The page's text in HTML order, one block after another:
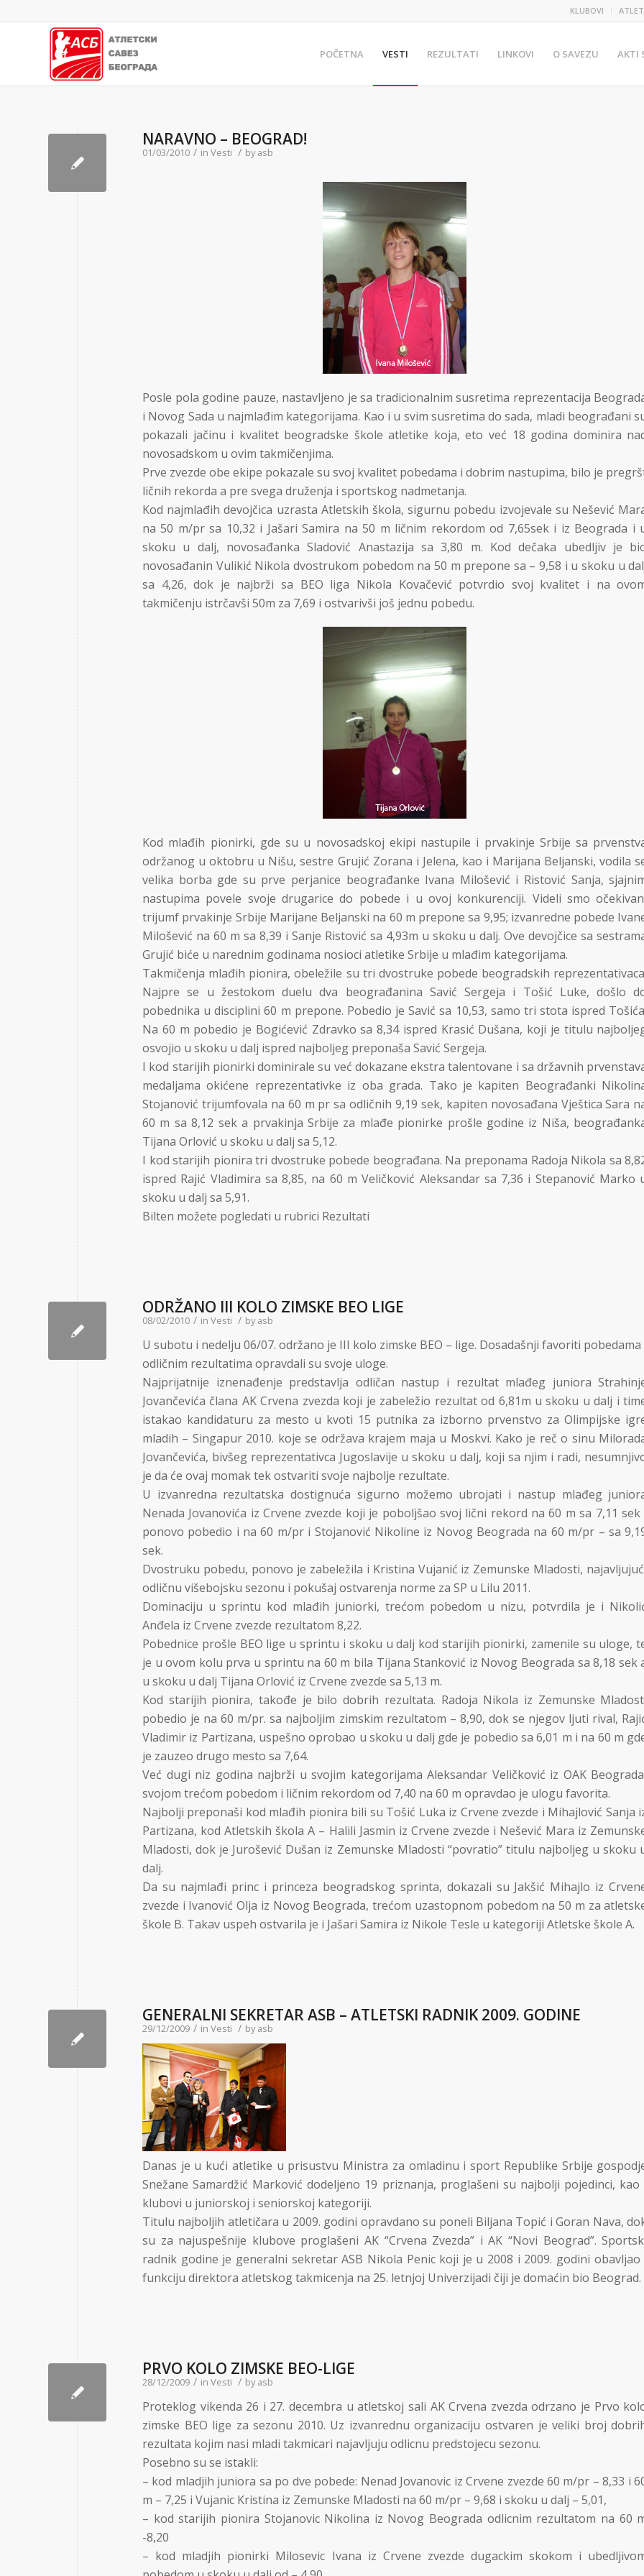
KLUBOVI
POČETNA VESTI REZULTATI LINKOVI O SAVEZU AKTI
NARAVNO – BEOGRAD!
01/03/2010 / in Vesti / byasb
Posle pola godine pauze, nastavljeno je sa tradicionalnim susretima reprezentacija
i Novog Sada u najmlađim kategorijama. Kao i u svim susretima do sada, mladi beograđani
pokazali jačinu i kvalitet beogradske škole atletike koja, eto već 18 godina dominira
novosadskom u ovim takmičenjima.
Prve zvezde obe ekipe pokazale su svoj kvalitet pobedama i dobrim nastupima, bilo je
ličnih rekorda a pre svega druženja i sportskog nadmetanja.
Kod najmlađih devojčica uzrasta Atletskih škola, sigurnu pobedu izvojevale su Nešević
na 50 m/pr sa 10,32 i Jašari Samira na 50 m ličnim rekordom od 7,65sek i iz Beograda i
skoku u dalj, novosađanka Sladović Anastazija sa 3,80 m. Kod dečaka ubedljiv je
novosađanin Vulikić Nikola dvostrukom pobedom na 50 m prepone sa – 9,58 i u skoku u
sa 4,26, dok je najbrži sa BEO liga Nikola Kovačević potvrdio svoj kvalitet i na
takmičenju istrčavši 50m za 7,69 i ostvarivši još jednu pobedu.
Kod mlađih pionirki, gde su u novosadskoj ekipi nastupile i prvakinje Srbije sa
održanog u oktobru u Nišu, sestre Grujić Zorana i Jelena, kao i Marijana Beljanski, vodila
velika borba gde su prve perjanice beograđanke Ivana Milošević i Ristović Sanja,
nastupima povele svoje drugarice do pobede i u ovoj konkurenciji. Videli smo
trijumf prvakinje Srbije Marijane Beljanski na 60 m prepone sa 9,95; izvanredne pobede
Milošević na 60 m sa 8,39 i Sanje Ristović sa 4,93m u skoku u dalj. Ove devojčice sa
Grujić biće u narednim godinama nosioci atletike Srbije u mlađim kategorijama.
Takmičenja mlađih pionira, obeležile su tri dvostruke pobede beogradskih
Najpre se u žestokom duelu dva beograđanina Savić Sergeja i Tošić Luke, došlo
pobednika u disciplini 60 m prepone. Pobedio je Savić sa 10,53, samo tri stota ispred
Na 60 m pobedio je Bogićević Zdravko sa 8,34 ispred Krasić Dušana, koji je titulu
osvojio u skoku u dalj ispred najboljeg preponaša Savić Sergeja.
I kod starijih pionirki dominirale su već dokazane ekstra talentovane i sa državnih
medaljama okićene reprezentativke iz oba grada. Tako je kapiten Beograđanki
Stojanović trijumfovala na 60 m pr sa odličnih 9,19 sek, kapiten novosađana Vještica Sara
60 m sa 8,12 sek a prvakinja Srbije za mlađe pionirke prošle godine iz Niša,
Tijana Orlović u skoku u dalj sa 5,12.
I kod starijih pionira tri dvostruke pobede beograđana. Na preponama Radoja Nikola sa
ispred Rajić Vladimira sa 8,85, na 60 m Veličković Aleksandar sa 7,36 i Stepanović Marko
skoku u dalj sa 5,91.
Bilten možete pogledati u rubrici Rezultati
ODRŽANO III KOLO ZIMSKE BEO LIGE
08/02/2010 / in Vesti / byasb
U subotu i nedelju 06/07. održano je III kolo zimske BEO – lige. Dosadašnji favoriti pobedama
odličnim rezultatima opravdali su svoje uloge.
Najprijatnije iznenađenje predstavlja odličan nastup i rezultat mlađeg juniora
Jovančevića člana AK Crvena zvezda koji je zabeležio rezultat od 6,81m u skoku u dalj i
istakao kandidaturu za mesto u kvoti 15 putnika za izborno prvenstvo za Olimpijske
mladih – Singapur 2010. koje se održava krajem maja u Moskvi. Kako je reč o sinu
Jovančevića, bivšeg reprezentativca Jugoslavije u skoku u dalj, koji sa njim i radi,
je da će ovaj momak tek ostvariti svoje najbolje rezultate.
U izvanredna rezultatska dostignuća sigurno možemo ubrojati i nastup mlađeg
Nenada Jovanovića iz Crvene zvezde koji je poboljšao svoj lični rekord na 60 m sa 7,11 sek
ponovo pobedio i na 60 m/pr i Stojanović Nikoline iz Novog Beograda na 60 m/pr – sa
sek.
Dvostruku pobedu, ponovo je zabeležila i Kristina Vujanić iz Zemunske Mladosti,
odličnu višebojsku sezonu i pokušaj ostvarenja norme za SP u Lilu 2011.
Dominaciju u sprintu kod mlađih juniorki, trećom pobedom u nizu, potvrdila je i
Anđela iz Crvene zvezde rezultatom 8,22.
Pobednice prošle BEO lige u sprintu i skoku u dalj kod starijih pionirki, zamenile su uloge,
je u ovom kolu prva u sprintu na 60 m bila Tijana Stanković iz Novog Beograda sa 8,18 sek
u skoku u dalj Tijana Orlović iz Crvene zvezde sa 5,13 m.
Kod starijih pionira, takođe je bilo dobrih rezultata. Radoja Nikola iz Zemunske
pobedio je na 60 m/pr. sa najboljim zimskim rezultatom – 8,90, dok se njegov ljuti rival,
Vladimir iz Partizana, uspešno oprobao u skoku u dalj gde je pobedio sa 6,01 m i na 60 m
je zauzeo drugo mesto sa 7,64.
Već dugi niz godina najbrži u svojim kategorijama Aleksandar Veličković iz OAK
svojom trećom pobedom i ličnim rekordom od 7,40 na 60 m opravdao je ulogu favorita.
Najbolji preponaši kod mlađih pionira bili su Tošić Luka iz Crvene zvezde i Mihajlović Sanja
Partizana, kod Atletskih škola A – Halili Jasmin iz Crvene zvezde i Nešević Mara iz
Mladosti, dok je Jurošević Dušan iz Zemunske Mladosti “povratio” titulu najboljeg u skoku
dalj.
Da su najmlađi princ i princeza beogradskog sprinta, dokazali su Jakšić Mihajlo iz
zvezde i Ivanović Olja iz Novog Beograda, trećom uzastopnom pobedom na 50 m za
škole B. Takav uspeh ostvarila je i Jašari Samira iz Nikole Tesle u kategoriji Atletske škole A.
GENERALNI SEKRETAR ASB – ATLETSKI RADNIK 2009. GODINE
29/12/2009 / in Vesti / byasb
Danas je u kući atletike u prisustvu Ministra za omladinu i sport Republike Srbije
Snežane Samardžić Marković dodeljeno 19 priznanja, proglašeni su najbolji pojedinci, kao
klubovi u juniorskoj i seniorskoj kategoriji.
Titulu najboljih atletičara u 2009. godini opravdano su poneli Biljana Topić i Goran Nava,
su za najuspešnije klubove proglašeni AK “Crvena Zvezda” i AK “Novi Beograd”.
radnik godine je generalni sekretar ASB Nikola Penic koji je u 2008 i 2009. godini obavljao
funkciju direktora atletskog takmicenja na 25. letnjoj Univerzijadi čiji je domaćin bio Beograd.
PRVO KOLO ZIMSKE BEO-LIGE
28/12/2009 / in Vesti / byasb
Proteklog vikenda 26 i 27. decembra u atletskoj sali AK Crvena zvezda odrzano je Prvo
zimske BEO lige za sezonu 2010. Uz izvanrednu organizaciju ostvaren je veliki broj
rezultata kojim nasi mladi takmicari najavljuju odlicnu predstojecu sezonu.
Posebno su se istakli:
– kod mladjih juniora sa po dve pobede: Nenad Jovanovic iz Crvene zvezde 60 m/pr – 8,33 i
m – 7,25 i Vujanic Kristina iz Zemunske Mladosti na 60 m/pr – 9,68 i skoku u dalj – 5,01,
– kod starijih pionira Stojanovic Nikolina iz Novog Beograda odlicnim rezultatom na 60
-8,20
– kod mladjih pionirki Milosevic Ivana iz Crvene zvezde dugackim skokom i